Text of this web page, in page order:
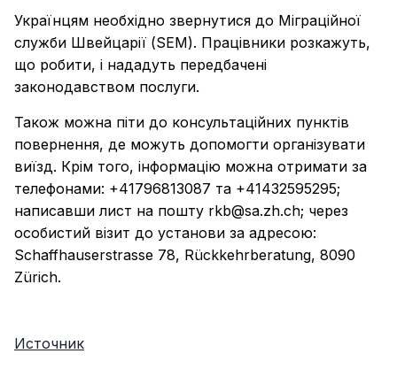
Українцям необхідно звернутися до Міграційної
служби Швейцарії (SEM). Працівники розкажуть,
що робити, і нададуть передбачені
законодавством послуги.
Також можна піти до консультаційних пунктів
повернення, де можуть допомогти організувати
виїзд. Крім того, інформацію можна отримати за
телефонами: +41796813087 та +41432595295;
написавши лист на пошту rkb@sa.zh.ch; через
особистий візит до установи за адресою:
Schaffhauserstrasse 78, Rückkehrberatung, 8090
Zürich.
Источник